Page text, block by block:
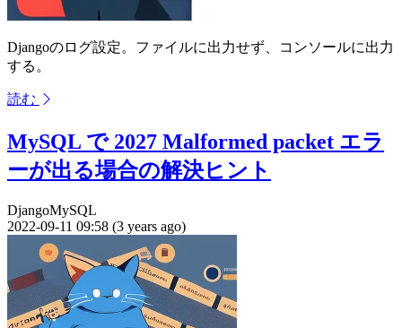
Djangoのログ設定。ファイルに出力せず、コンソールに出力
する。
読む
MySQL で 2027 Malformed packet エラ
ーが出る場合の解決ヒント
DjangoMySQL
2022-09-11 09:58 (3 years ago)